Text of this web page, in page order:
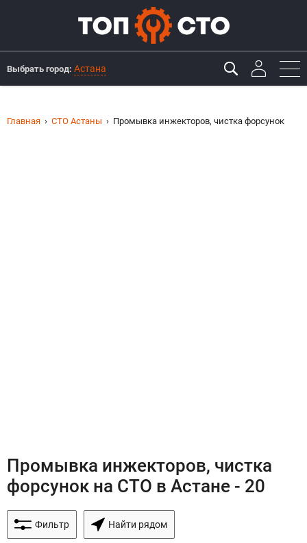
Выбрать город: Астана
Главная СТО Астаны Промывка инжекторов, чистка форсунок
Промывка инжекторов, чистка
форсунок на СТО в Астане - 20
Фильтр Найти рядом